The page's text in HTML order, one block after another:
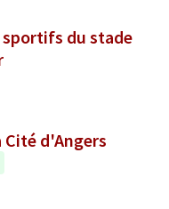
sportifs du stade
d'Angers